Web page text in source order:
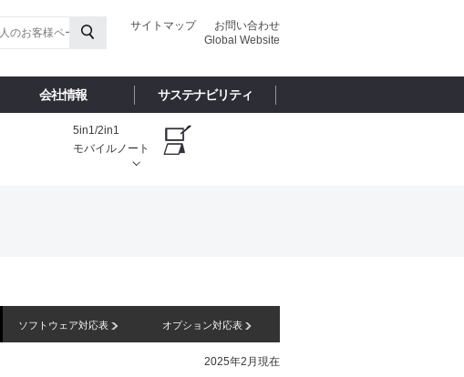
お問い合わせ
サイトマップ
Global Website
会社情報 サステナビリティ
5in1/2in1
モバイルノート
ソフトウェア対応表 オプション対応表
2025年2月現在